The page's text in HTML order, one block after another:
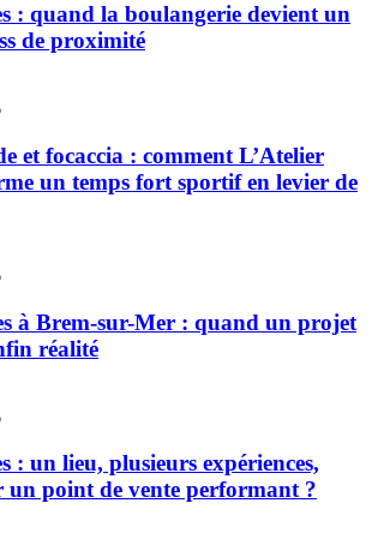
: quand la boulangerie devient un
de proximité
et focaccia : comment L’Atelier
un temps fort sportif en levier de
à Brem-sur-Mer : quand un projet
réalité
: un lieu, plusieurs expériences,
un point de vente performant ?